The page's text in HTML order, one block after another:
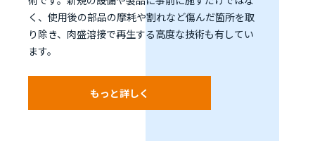
く、使用後の部品の摩耗や割れなど傷んだ箇所を取
り除き、肉盛溶接で再生する高度な技術も有してい
ます。
もっと詳しく